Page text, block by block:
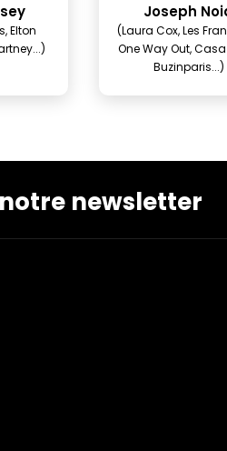
Elton
Joseph
(Laura Cox, Les
One Way Out,
Buzinparis...)
newsletter